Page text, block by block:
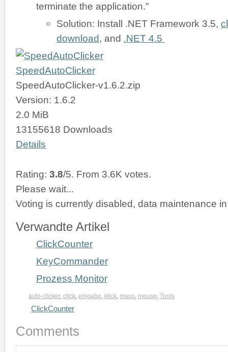
terminate the application.”
Solution: Install .NET Framework 3.5,
download, and .NET 4.5
SpeedAutoClicker
SpeedAutoClicker-v1.6.2.zip
Version: 1.6.2
2.0 MiB
13155618 Downloads
Details
Rating: 3.8/5. From 3.6K votes.
Please wait...
Voting is currently disabled, data maintenance
Verwandte Artikel
ClickCounter
KeyCommander
Prozess Monitor
auto-clicker, click eingabe klick maus mouse Tools
ClickCounter
Comments